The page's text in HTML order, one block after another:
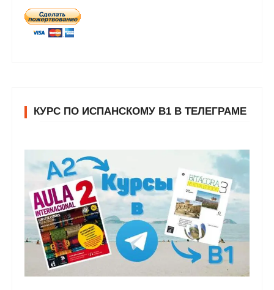
КУРС ПО ИСПАНСКОМУ В1 В ТЕЛЕГРАМЕ